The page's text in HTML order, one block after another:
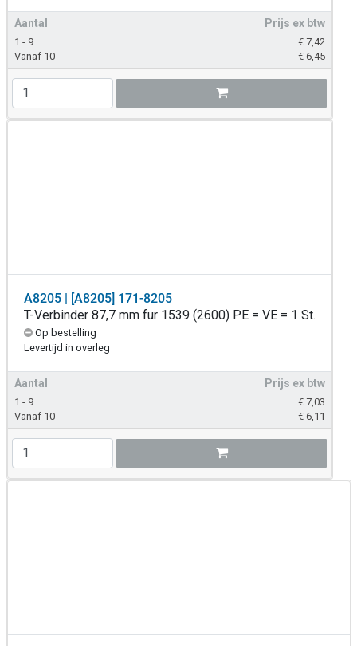
Aantal Prijs ex btw
1 - 9 € 7,42
Vanaf 10
€ 6,45
A8205 | [A8205] 171-8205
T-Verbinder 87,7 mm fur 1539 (2600) PE = VE = 1 St.
Op bestelling
Levertijd in overleg
Aantal Prijs ex btw
1 - 9 € 7,03
Vanaf 10
€ 6,11